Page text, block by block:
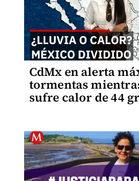
CdMx en alerta
tormentas
sufre calor de 44